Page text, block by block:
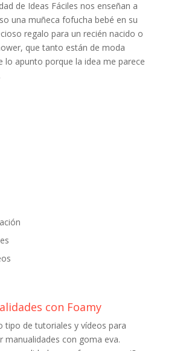
de Ideas Fáciles nos enseñan a
una muñeca fofucha bebé en su
regalo para un recién nacido o
que tanto están de moda
lo apunto porque la idea me parece
con Foamy
tipo de tutoriales y vídeos para
manualidades con goma eva.